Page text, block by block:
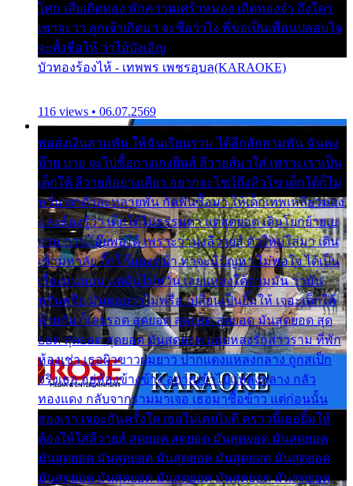
โศก เสียเถิดทอง พักความเศร้าหมอง เถิดทองจ๋า ถึงใคร
เขาจะว่า ลูกเจ้าเกิดมา จะชื่อว่าไง พี่ขอเป็นเพื่อนปลอบใจ
จะตั้งชื่อให้ ว่าไอ้บังเอิญ
บัวทองร้องไห้ - เทพพร เพชรอุบล(KARAOKE)
116 views • 06.07.2569
พ่อส่งเงินสามพัน ให้ฉันเรียนราม ได้อีกสักสามพัน ฉันคง
บ๊าย บาย จะไปซื้อกางเกงยีนส์ ลีวายส์มาใส่ เพราะเราเป็น
เด็กใต้ ลีวายส์อย่างเดียว อยากจะโชว์ถึงหิวโซ เด็กใต้ก็ไม่
หวั่น ตกตัวละหลายพัน กัดฟันซื้อมา ให้เด็กเทพเหลียวมอง
และต้องรู้ว่า เด็กใต้ไม่ธรรมดา แต่สุดยอด เดินโยกย้ายเย
ยวน กวนโอ๊ยพอได้ เพราะว่านุ่งลีวายส์ ตัวใหม่ใส่มา เดิน
เข้ามหาลัย จิ๊กโก๊มองหน้า ท่าจะมีปัญหา ไม่พอใจ ได้เป็น
เรื่องแน่นอน แต่ฉันไม่หวั่น เลยแหลงใต้ถามมัน ว่ามัน
พรั่นพรือ มันตอบว่าไม่พรื่อ เปลี่ยนเป็นยิ้มให้ เจอะเด็กใต้
ด้วยกัน ก็เลยรอด สุดยอด สุดยอด สุดยอด มันสุดยอด สุด
ยอด สุดยอด สุดยอด มันสุดยอด แอบหลงรักสาวราม ที่พัก
ห้องเช่า เธอผิวขาวผมยาว ปากแดงแหลงกลาง ถูกสเป็ก
จริงเธอ อยู่ห้องข้างข้าง อยากเข้าไปแหลงกลาง กลัว
ทองแดง กลับจากรามมาเจอ เธอมาซื้อข้าว แต่ก่อนนั้น
สองเรา เจอะกันครั้งใด เธอไม่เคยไยดี คราวนี้เธอยิ้มให้
ต้องให้ใส่ลีวายส์ สุดยอด สุดยอด มันสุดยอด มันสุดยอด
มันสุดยอด มันสุดยอด มันสุดยอด มันสุดยอด มันสุดยอด
มันสุดยอด มันสุดยอด มันสุดยอด มันสุดยอด มันสุดยอด